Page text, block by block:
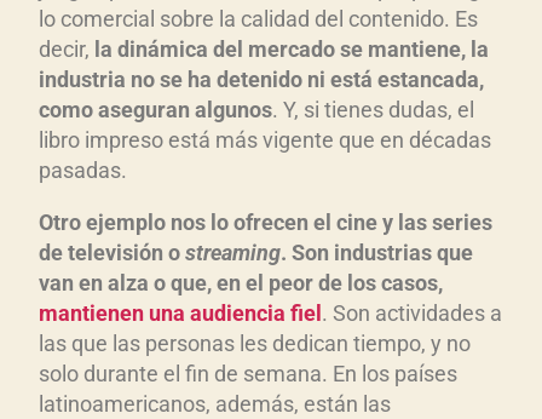
lo comercial sobre la calidad del contenido. Es
decir, la dinámica del mercado se mantiene, la
industria no se ha detenido ni está estancada,
como aseguran algunos. Y, si tienes dudas, el
libro impreso está más vigente que en décadas
pasadas.
Otro ejemplo nos lo ofrecen el cine y las series
de televisión ostreaming. Son industrias que
van en alza o que, en el peor de los casos,
mantienen una audiencia fiel. Son actividades a
las que las personas les dedican tiempo, y no
solo durante el fin de semana. En los países
latinoamericanos, además, están las